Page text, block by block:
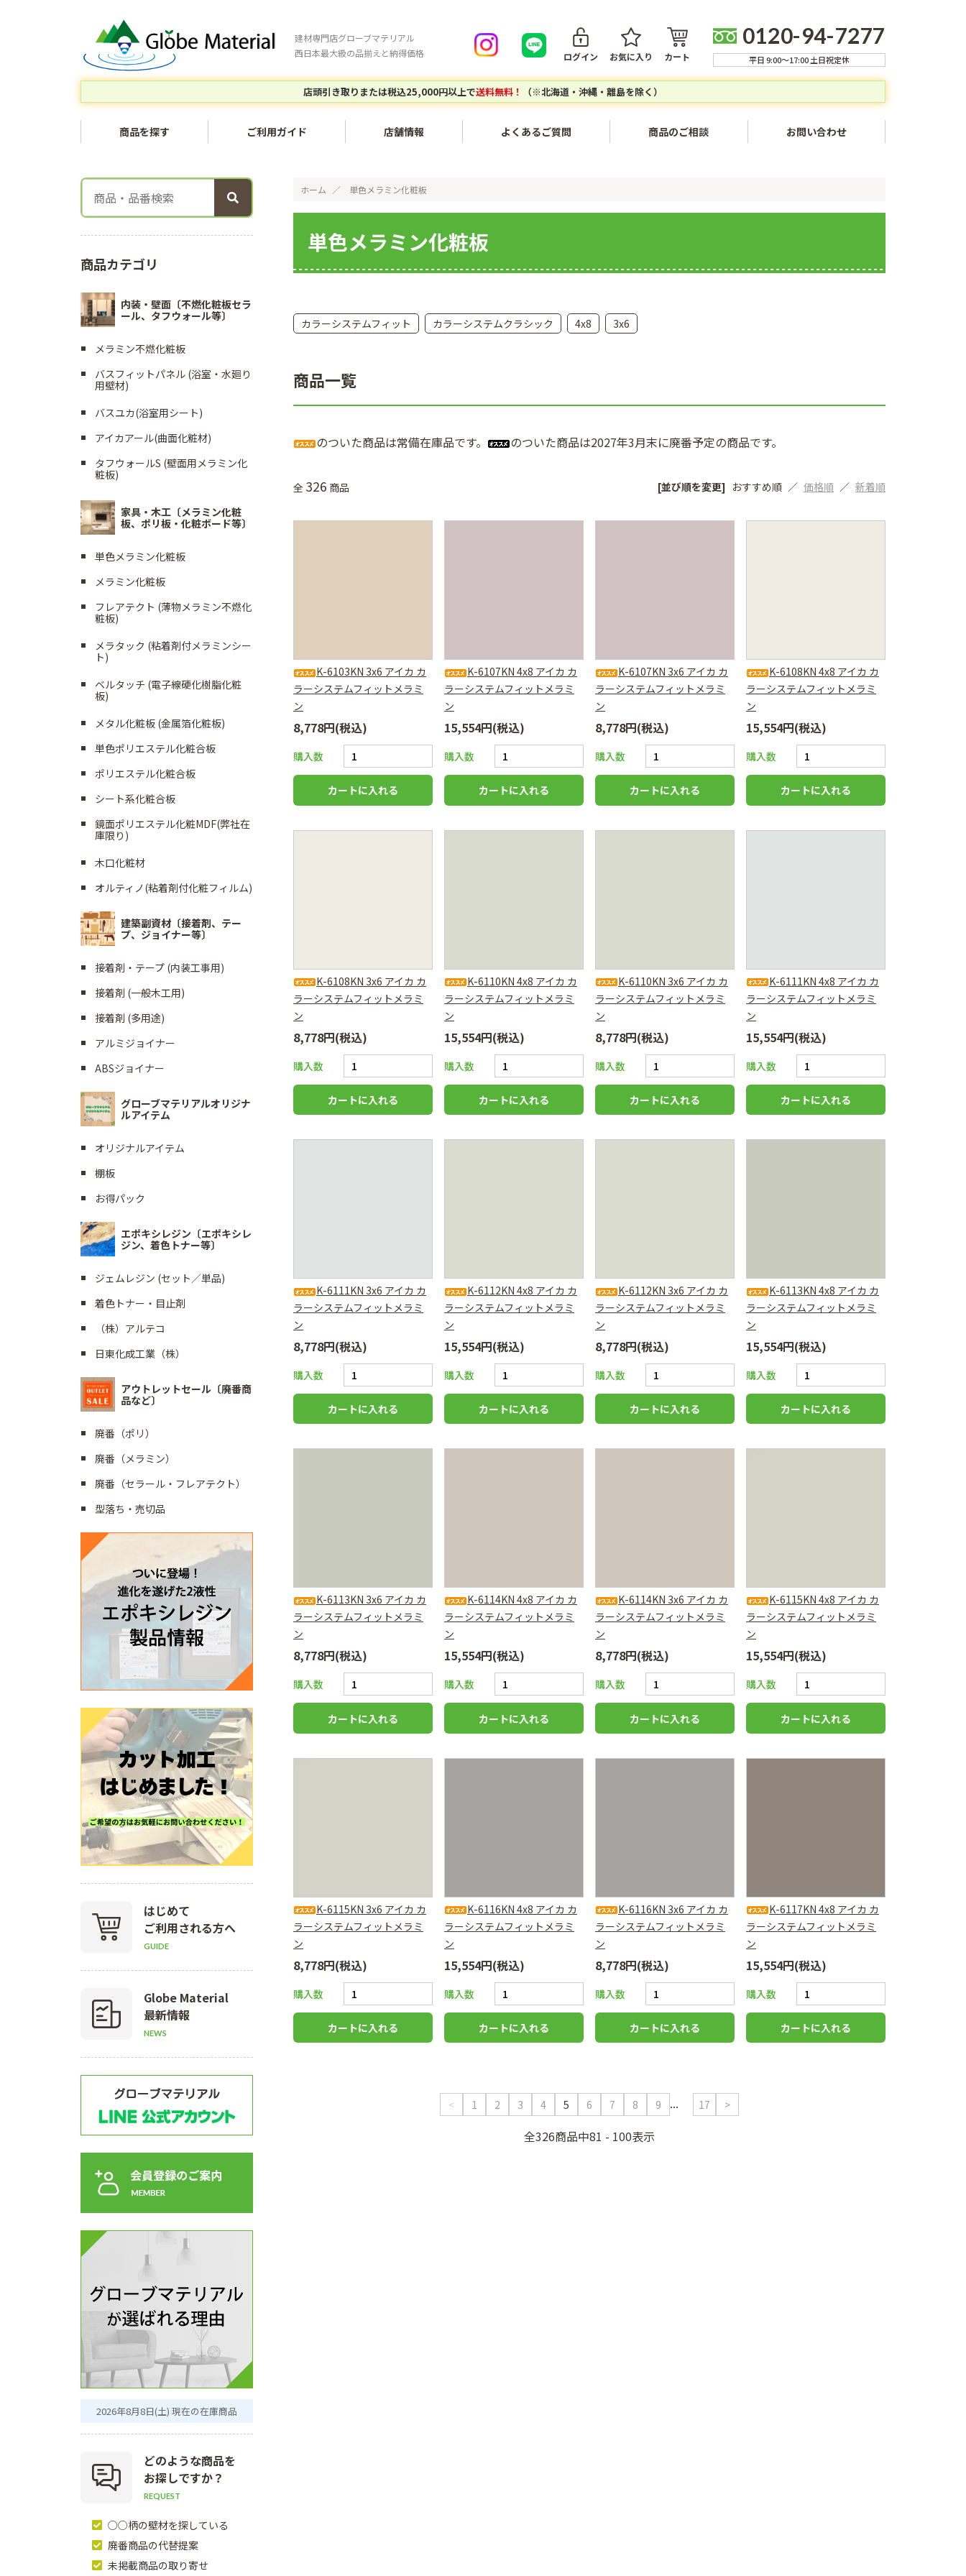
建材専門店グローブマテリアル
西日本最大級の品揃えと納得価格
ログイン お気に入り カート
0120-94-7277
平日 9:00～17:00 土日祝定休
店頭引き取りまたは税込25,000円以上で送料無料！ （※北海道・沖縄・離島を除く）
商品を探す
内装・壁面〔不燃化粧板セラ
建築副資材〔接着剤、テー
プ、ジョイナー等〕
ご利用ガイド
会員登録について
ご注文の流れ
お支払い方法
対応エリア
個人宅・現場配送について
配送料について
店舗情報 よくあるご質問 商品のご相談 お問い合わせ
ホーム 単色メラミン化粧板
単色メラミン化粧板
カラーシステムフィット カラーシステムクラシック 4x8 3x6
商品一覧
のついた商品は常備在庫品です。 のついた商品は2027年3月末に廃番予定の商品です。
全 326 商品 [並び順を変更] おすすめ順 価格順 新着順
K-6103KN 3x6 アイカ カ
ラーシステムフィットメラミ
ン
8,778円(税込)
購入数
K-6107KN 4x8 アイカ カ
ラーシステムフィットメラミ
ン
15,554円(税込)
購入数
K-6107KN 3x6 アイカ カ
ラーシステムフィットメラミ
ン
8,778円(税込)
購入数
K-6108KN 4x8 アイカ カ
ラーシステムフィットメラミ
ン
15,554円(税込)
購入数
K-6108KN 3x6 アイカ カ
ラーシステムフィットメラミ
ン
8,778円(税込)
購入数
K-6110KN 4x8 アイカ カ
ラーシステムフィットメラミ
ン
15,554円(税込)
購入数
K-6110KN 3x6 アイカ カ
ラーシステムフィットメラミ
ン
8,778円(税込)
購入数
K-6111KN 4x8 アイカ カ
ラーシステムフィットメラミ
ン
15,554円(税込)
購入数
K-6111KN 3x6 アイカ カ
ラーシステムフィットメラミ
ン
8,778円(税込)
購入数
K-6112KN 4x8 アイカ カ
ラーシステムフィットメラミ
ン
15,554円(税込)
購入数
K-6112KN 3x6 アイカ カ
ラーシステムフィットメラミ
ン
8,778円(税込)
購入数
K-6113KN 4x8 アイカ カ
ラーシステムフィットメラミ
ン
15,554円(税込)
購入数
K-6113KN 3x6 アイカ カ
ラーシステムフィットメラミ
ン
8,778円(税込)
購入数
K-6114KN 4x8 アイカ カ
ラーシステムフィットメラミ
ン
15,554円(税込)
購入数
K-6114KN 3x6 アイカ カ
ラーシステムフィットメラミ
ン
8,778円(税込)
購入数
K-6115KN 4x8 アイカ カ
ラーシステムフィットメラミ
ン
15,554円(税込)
購入数
K-6115KN 3x6 アイカ カ
ラーシステムフィットメラミ
ン
8,778円(税込)
購入数
K-6116KN 4x8 アイカ カ
ラーシステムフィットメラミ
ン
15,554円(税込)
購入数
K-6116KN 3x6 アイカ カ
ラーシステムフィットメラミ
ン
8,778円(税込)
購入数
K-6117KN 4x8 アイカ カ
ラーシステムフィットメラミ
ン
15,554円(税込)
購入数
< 1 2 3 4 5 6 7 8 9 ... 17 >
全326商品中81 - 100表示
商品カテゴリ
内装・壁面〔不燃化粧板セラ
ール、タフウォール等〕
メラミン不燃化粧板
バスフィットパネル (浴室・水廻り
用壁材)
バスユカ(浴室用シート)
アイカアール(曲面化粧材)
タフウォールS (壁面用メラミン化
粧板)
家具・木工〔メラミン化粧
板、ポリ板・化粧ボード等〕
単色メラミン化粧板
メラミン化粧板
フレアテクト (薄物メラミン不燃化
粧板)
メラタック (粘着剤付メラミンシー
ト)
ベルタッチ (電子線硬化樹脂化粧
板)
メタル化粧板 (金属箔化粧板)
単色ポリエステル化粧合板
ポリエステル化粧合板
シート系化粧合板
鏡面ポリエステル化粧MDF(弊社在
庫限り)
木口化粧材
オルティノ(粘着剤付化粧フィルム)
建築副資材〔接着剤、テー
プ、ジョイナー等〕
接着剤・テープ (内装工事用)
接着剤 (一般木工用)
接着剤 (多用途)
アルミジョイナー
ABSジョイナー
グローブマテリアルオリジナ
ルアイテム
オリジナルアイテム
棚板
お得パック
エポキシレジン〔エポキシレ
ジン、着色トナー等〕
ジェムレジン (セット／単品)
着色トナー・目止剤
（株）アルテコ
日東化成工業（株）
アウトレットセール〔廃番商
品など〕
廃番（ポリ）
廃番（メラミン）
廃番（セラール・フレアテクト）
型落ち・売切品
はじめて
ご利用される方へ
GUIDE
Globe Material
最新情報
NEWS
2026年8月8日(土) 現在の在庫商品
どのような商品を
お探しですか？
REQUEST
○○柄の壁材を探している
廃番商品の代替提案
未掲載商品の取り寄せ